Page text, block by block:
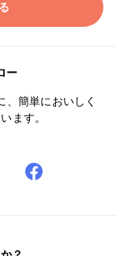
ー
、簡単においしく
ます。